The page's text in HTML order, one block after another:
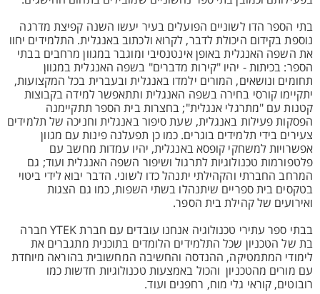
בתי הספר הדו לשוניים הפועלים בעיר יעשו השנה קפיצת מדרגה
נוספת בקידום היכולת לדבר, לקרוא ולכתוב באנגלית. התלמידים יחוו
את השפה האנגלית באופן אינטנסיבי ומוגבר במגוון מרחבים בבתי
הספר: בכיתות - יהיו "קירות מדברים" בשפה האנגלית במגוון
תחומים ונושאים, המורים ילמדו באנגלית ובעברית בכל המקצועות,
יתקיימו קורסי בחירה בשפה האנגלית ותתאפשר למידה בקבוצות
קטנות עם "מתרגלי אנגלית"; בחצרות בית הספר תתקיימנה
הפסקות פעילות באנגלית, שעת סיפור באנגלית וחניכה של תלמידים
צעירים בידי תלמידים בוגרים. כמו כן תפעלנה פינות עם מגוון
אפשרויות למשחקי קופסא באנגלית, יהיו עמדות מחשב עם
פלטפורמות טכנולוגיות לתרגול ושיפור השפה האנגלית ועוד; גם
המרחב החברתי והקהילתי יתנהל כדו לשוני. הדבר יבוא לידי ביטוי
בטקסים בית ספריים שיתנהלו בשתי השפות, כמו גם הצגות
ואירועים של קהילת בית הספר.
בבתי ספר עתירי טכנולוגיה אנחנו עובדים עם חברת YTEK חברה
בת של הטכניון שכל התלמידים הלומדים בתוכנית מתגברים את
לימודי המתמטיקה, ההנדסה והחשיבה המחשובית בהוראה מיוחדת
עם מורים מהטכניון והכול באמצעות טכנולוגיות חדשות כמו
רובוטים, קוראי גלי מוח, רחפנים ועוד.